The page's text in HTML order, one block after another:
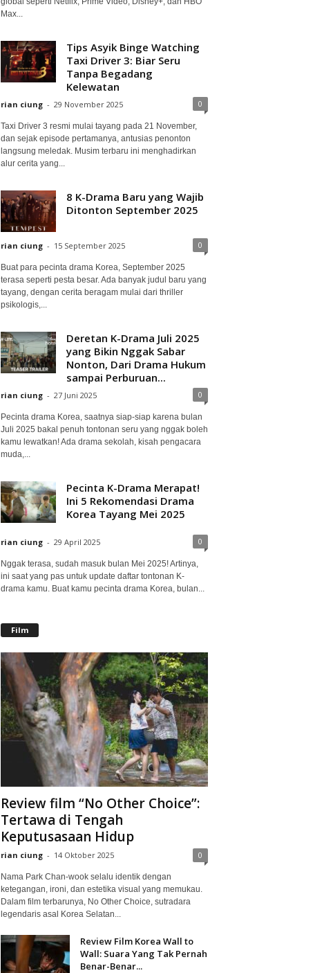
Max...
Tips Asyik Binge Watching
Taxi Driver 3: Biar Seru
Tanpa Begadang
Kelewatan
rian ciung - 29 November 2025 0
Taxi Driver 3 resmi mulai tayang pada 21 November,
dan sejak episode pertamanya, antusias penonton
langsung meledak. Musim terbaru ini menghadirkan
alur cerita yang...
8 K-Drama Baru yang Wajib
Ditonton September 2025
rian ciung - 15 September 2025 0
Buat para pecinta drama Korea, September 2025
terasa seperti pesta besar. Ada banyak judul baru yang
tayang, dengan cerita beragam mulai dari thriller
psikologis,...
Deretan K-Drama Juli 2025
yang Bikin Nggak Sabar
Nonton, Dari Drama Hukum
sampai Perburuan...
rian ciung - 27 Juni 2025 0
Pecinta drama Korea, saatnya siap-siap karena bulan
Juli 2025 bakal penuh tontonan seru yang nggak boleh
kamu lewatkan! Ada drama sekolah, kisah pengacara
muda,...
Pecinta K-Drama Merapat!
Ini 5 Rekomendasi Drama
Korea Tayang Mei 2025
rian ciung - 29 April 2025 0
Nggak terasa, sudah masuk bulan Mei 2025! Artinya,
ini saat yang pas untuk update daftar tontonan K-
drama kamu. Buat kamu pecinta drama Korea, bulan...
Film
Review film “No Other Choice”:
Tertawa di Tengah
Keputusasaan Hidup
rian ciung - 14 Oktober 2025 0
Nama Park Chan-wook selalu identik dengan
ketegangan, ironi, dan estetika visual yang memukau.
Dalam film terbarunya, No Other Choice, sutradara
legendaris asal Korea Selatan...
Review Film Korea Wall to
Wall: Suara Yang Tak Pernah
Benar-Benar...